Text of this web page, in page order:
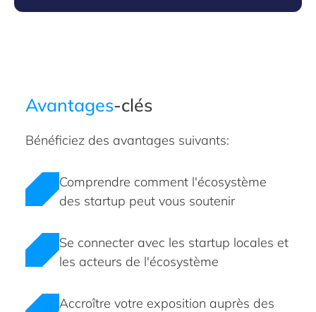
Avantages-clés
Bénéficiez des avantages suivants:
Comprendre comment l'écosystème
des startup peut vous soutenir
Se connecter avec les startup locales et
les acteurs de l'écosystème
Accroître votre exposition auprès des